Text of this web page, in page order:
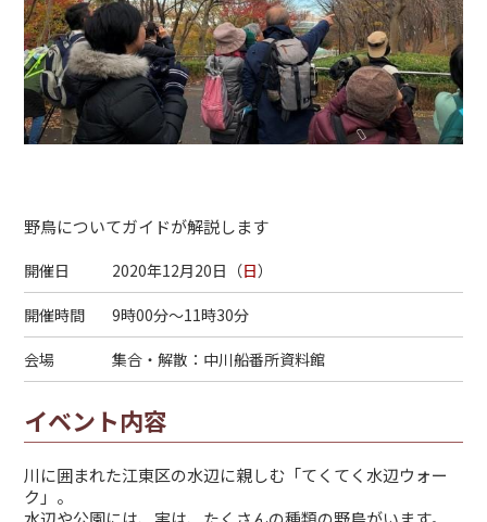
野鳥についてガイドが解説します
開催日 2020年12月20日（日）
開催時間 9時00分～11時30分
会場 集合・解散：中川船番所資料館
イベント内容
川に囲まれた江東区の水辺に親しむ「てくてく水辺ウォー
ク」。